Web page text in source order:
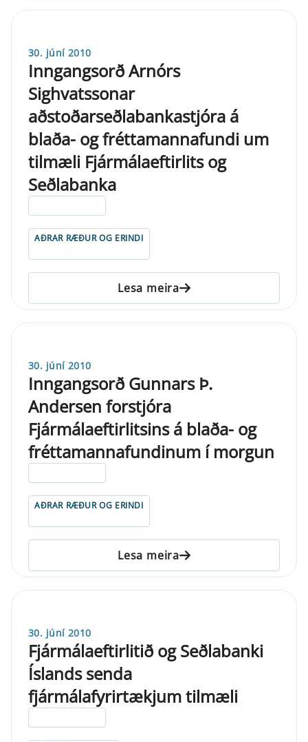
30. júní 2010
Inngangsorð Arnórs
Sighvatssonar
aðstoðarseðlabankastjóra á
blaða- og fréttamannafundi um
tilmæli Fjármálaeftirlits og
Seðlabanka
AÐRAR RÆÐUR OG ERINDI
Lesa meira
30. júní 2010
Inngangsorð Gunnars Þ.
Andersen forstjóra
Fjármálaeftirlitsins á blaða- og
fréttamannafundinum í morgun
AÐRAR RÆÐUR OG ERINDI
Lesa meira
30. júní 2010
Fjármálaeftirlitið og Seðlabanki
Íslands senda
fjármálafyrirtækjum tilmæli